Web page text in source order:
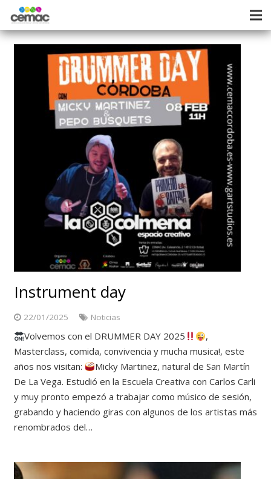
Instrument day
22/01/2025 Noticias
Volvemos con el DRUMMER DAY 2025
,
Masterclass, comida, convivencia y mucha musica!, este
años nos visitan:
Micky Martinez, natural de San Martín
De La Vega. Estudió en la Escuela Creativa con Carlos Carli
y muy pronto empezó a trabajar como músico de sesión,
grabando y haciendo giras con algunos de los artistas más
renombrados del…